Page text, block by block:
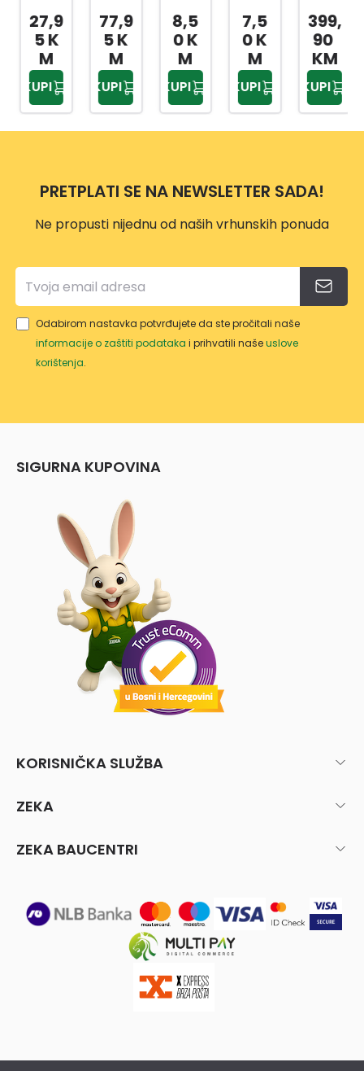
PREŠ
A ZA
MAS
T
80ML
ČELIK
SA
LNO
GLAV
27,9
5 K
M
KUPI
RUČI
CA/R
AČN
A 1/2
BI
1901A
BI
77,9
5 K
M
KUPI
IJA
TOR
X
20X2
5MM
2/1
8,5
0 K
M
KUPI
STRY
TOR
X
20X2
5MM
3/1
7,5
0 K
M
KUPI
KLJU
ČEVI
1/4,3
/8,1/
2
216-
DJ.
399,
90
KM
KUPI
PRETPLATI SE NA NEWSLETTER SADA!
Ne propusti nijednu od naših vrhunskih ponuda
Odabirom nastavka potvrđujete da ste pročitali naše
informacije o zaštiti podataka i prihvatili našeuslove
korištenja.
SIGURNA KUPOVINA
KORISNIČKA SLUŽBA
ZEKA
ZEKA BAUCENTRI